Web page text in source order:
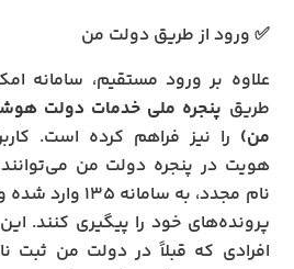
✅ ورود از طریق دولت من
علاوه بر ورود مستقیم، سامانه
طریق پنجره ملی خدمات دولت
من) را نیز فراهم کرده است.
هویت در پنجره دولت من
نام مجدد، به سامانه
پرونده‌های خود را پیگیری کنند.
افرادی که قبلاً در دولت من ثبت